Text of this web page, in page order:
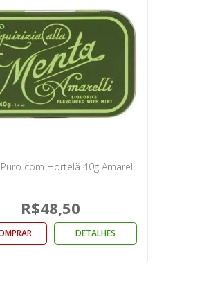
com Hortelã 40g Amarelli
R$48,50
DETALHES